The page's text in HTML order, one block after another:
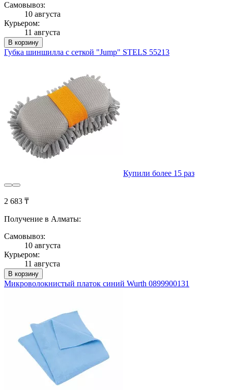
Самовывоз:
10 августа
Курьером:
11 августа
В корзину
Губка шиншилла с сеткой "Jump" STELS 55213
Купили более 15 раз
2 683 ₸
Получение в Алматы:
Самовывоз:
10 августа
Курьером:
11 августа
В корзину
Микроволокнистый платок синий Wurth 0899900131